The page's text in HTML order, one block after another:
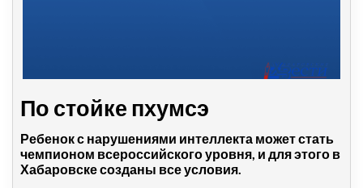
По стойке пхумсэ
Ребенок с нарушениями интеллекта может стать
чемпионом всероссийского уровня, и для этого в
Хабаровске созданы все условия.